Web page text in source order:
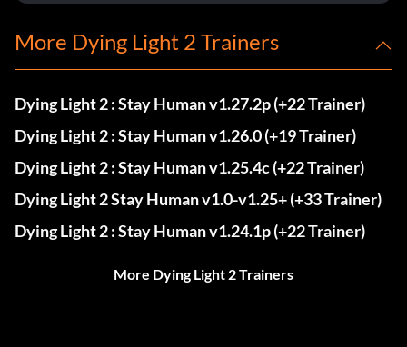
More Dying Light 2 Trainers
Dying Light 2 : Stay Human v1.27.2p (+22 Trainer)
Dying Light 2 : Stay Human v1.26.0 (+19 Trainer)
Dying Light 2 : Stay Human v1.25.4c (+22 Trainer)
Dying Light 2 Stay Human v1.0-v1.25+ (+33 Trainer)
Dying Light 2 : Stay Human v1.24.1p (+22 Trainer)
More Dying Light 2 Trainers